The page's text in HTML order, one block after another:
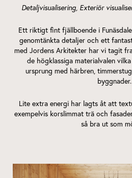
Detaljvisualisering Exteriör
Ett riktigt fint fjällboende i
genomtänkta detaljer och ett
med Jordens Arkitekter har vi tagit
de högklassiga materialvalen
ursprung med härbren,
byggnader.
Lite extra energi har lagts åt att
exempelvis korslimmat trä och
så bra ut som